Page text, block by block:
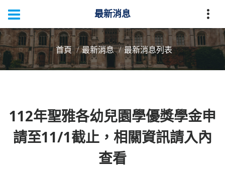
最新消息
首頁 最新消息 最新消息列表
112年聖雅各幼兒園學優獎學金申
請至11/1截止，相關資訊請入內
查看